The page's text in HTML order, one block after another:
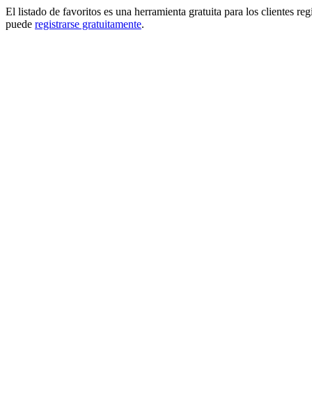
El listado de favoritos es una herramienta gratuita para los clientes
puede registrarse gratuitamente.